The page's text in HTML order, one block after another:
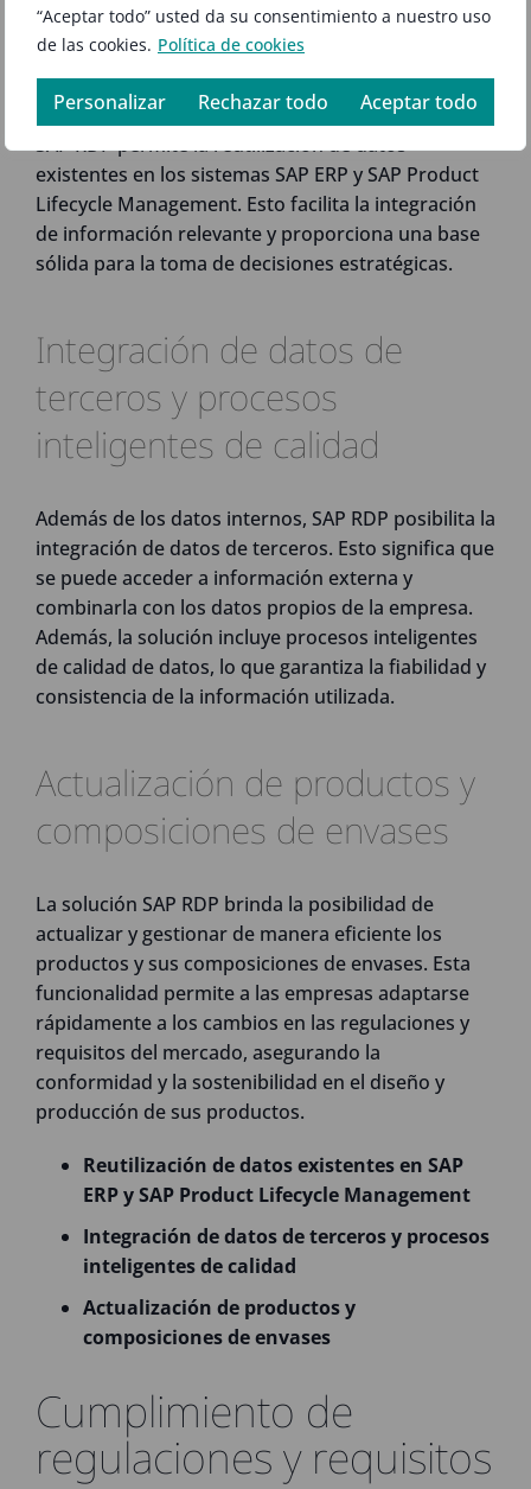
“Aceptar todo” usted da su consentimiento a nuestro uso
de las cookies. Política de cookies
Personalizar Rechazar todo Aceptar todo
Product Lifecycle
Management
SAP RDP permite la reutilización de datos
existentes en los sistemas SAP ERP y SAP Product
Lifecycle Management. Esto facilita la integración
de información relevante y proporciona una base
sólida para la toma de decisiones estratégicas.
Integración de datos de
terceros y procesos
inteligentes de calidad
Además de los datos internos, SAP RDP posibilita la
integración de datos de terceros. Esto significa que
se puede acceder a información externa y
combinarla con los datos propios de la empresa.
Además, la solución incluye procesos inteligentes
de calidad de datos, lo que garantiza la fiabilidad y
consistencia de la información utilizada.
Actualización de productos y
composiciones de envases
La solución SAP RDP brinda la posibilidad de
actualizar y gestionar de manera eficiente los
productos y sus composiciones de envases. Esta
funcionalidad permite a las empresas adaptarse
rápidamente a los cambios en las regulaciones y
requisitos del mercado, asegurando la
conformidad y la sostenibilidad en el diseño y
producción de sus productos.
Reutilización de datos existentes en SAP
ERP y SAP Product Lifecycle Management
Integración de datos de terceros y procesos
inteligentes de calidad
Actualización de productos y
composiciones de envases
Cumplimiento de
regulaciones y requisitos